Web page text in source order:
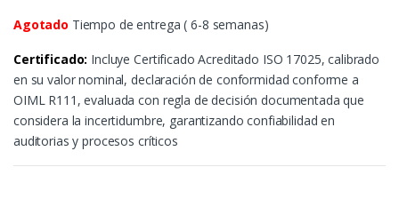
Agotado Tiempo de entrega ( 6-8 semanas)
Certificado: Incluye Certificado Acreditado ISO 17025, calibrado
en su valor nominal, declaración de conformidad conforme a
OIML R111, evaluada con regla de decisión documentada que
considera la incertidumbre, garantizando confiabilidad en
auditorias y procesos críticos